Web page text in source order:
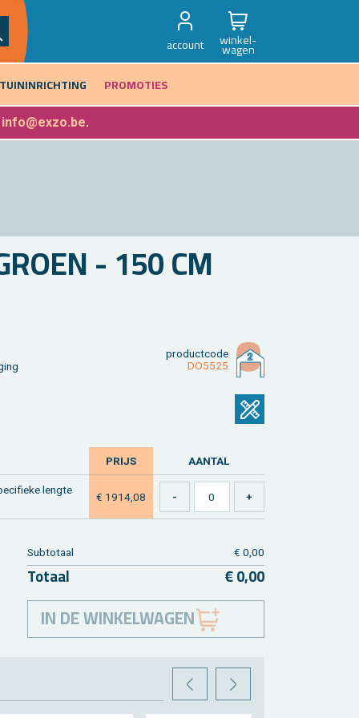
account winkel-
wagen
TUININRICHTING PROMOTIES
info@exzo.be.
- 150 CM
product­code
DO5525
PRIJS AAN­TAL
leng­te
€ 1914,08
Sub­to­taal € 0,00
To­taal € 0,00
IN DE WINKELWAGEN
VORIGEVOLGENDE